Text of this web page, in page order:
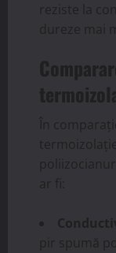
reziste la
dureze mai
În
ar fi:
pir spumă